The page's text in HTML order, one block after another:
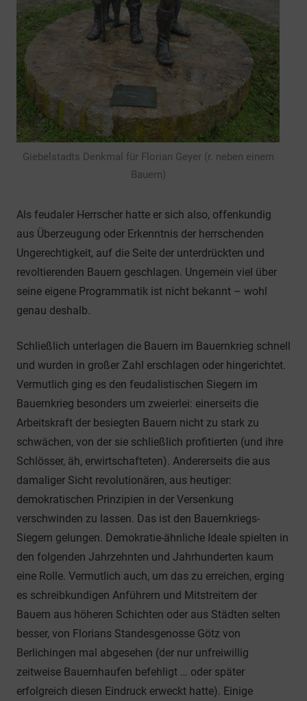
Giebelstadts Denkmal für Florian Geyer (r. neben einem
Bauern)
Als feudaler Herrscher hatte er sich also, offenkundig
aus Überzeugung oder Erkenntnis der herrschenden
Ungerechtigkeit, auf die Seite der unterdrückten und
revoltierenden Bauern geschlagen. Ungemein viel über
seine eigene Programmatik ist nicht bekannt – wohl
genau deshalb.
Schließlich unterlagen die Bauern im Bauernkrieg schnell
und wurden in großer Zahl erschlagen oder hingerichtet.
Vermutlich ging es den feudalistischen Siegern im
Bauernkrieg besonders um zweierlei: einerseits die
Arbeitskraft der besiegten Bauern nicht zu stark zu
schwächen, von der sie schließlich profitierten (und ihre
Schlösser, äh, erwirtschafteten). Andererseits die aus
damaliger Sicht revolutionären, aus heutiger:
demokratischen Prinzipien in der Versenkung
verschwinden zu lassen. Das ist den Bauernkriegs-
Siegern gelungen. Demokratie-ähnliche Ideale spielten in
den folgenden Jahrzehnten und Jahrhunderten kaum
eine Rolle. Vermutlich auch, um das zu erreichen, erging
es schreibkundigen Anführern und Mitstreitern der
Bauern aus höheren Schichten oder aus Städten selten
besser, von Florians Standesgenosse Götz von
Berlichingen mal abgesehen (der nur unfreiwillig
zeitweise Bauernhaufen befehligt … oder später
erfolgreich diesen Eindruck erweckt hatte). Einige